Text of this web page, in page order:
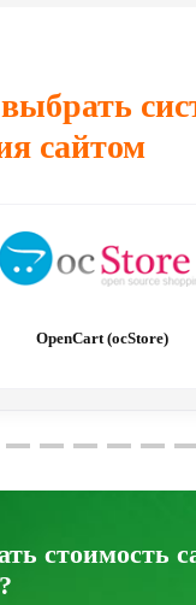
сайтом
OpenCart (ocStore)
стоимость